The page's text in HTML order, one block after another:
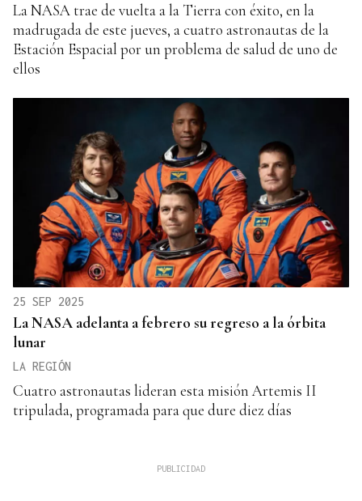
La NASA trae de vuelta a la Tierra con éxito, en la
madrugada de este jueves, a cuatro astronautas de la
Estación Espacial por un problema de salud de uno de
ellos
25 SEP 2025
La NASA adelanta a febrero su regreso a la órbita
lunar
LA REGIÓN
Cuatro astronautas lideran esta misión Artemis II
tripulada, programada para que dure diez días